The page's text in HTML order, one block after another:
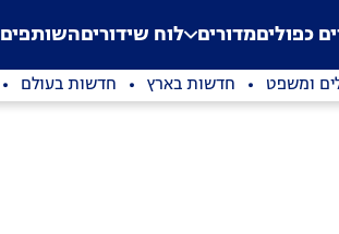
Application error: a
. כפוליםמדורים לוח שידוריםהשותפים
ומשפט חדשות בארץ חדשות בעולם